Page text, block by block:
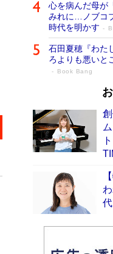
心を病んだ母が
みれに…ノブコ
時代を明かす
石田夏穂『わた
ろよりも悪いと
Book Bang
73歳でも働
「なんで？ そ
家・阿刀田高さ
す
Book Bang
グに『容疑者X
並ぶ［文庫ベス
和田秀樹の70代